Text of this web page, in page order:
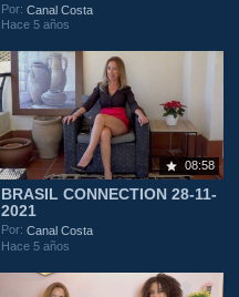
Por:Canal Costa
Hace 5 años
08:58
BRASIL CONNECTION 28-11-
2021
Por:Canal Costa
Hace 5 años